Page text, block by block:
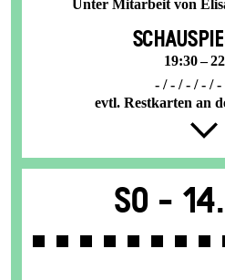
Unter Mitarbeit von
19:30 –
- / - / - / - / -
evtl. Restkarten an
So -